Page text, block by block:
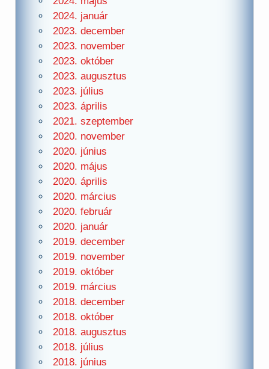
2024. január
2023. december
2023. november
2023. október
2023. augusztus
2023. július
2023. április
2021. szeptember
2020. november
2020. június
2020. május
2020. április
2020. március
2020. február
2020. január
2019. december
2019. november
2019. október
2019. március
2018. december
2018. október
2018. augusztus
2018. július
2018. június